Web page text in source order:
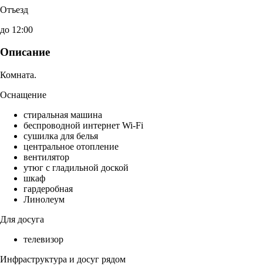
Отъезд
до 12:00
Описание
Комната.
Оснащение
стиральная машина
беспроводной интернет Wi-Fi
сушилка для белья
центральное отопление
вентилятор
утюг с гладильной доской
шкаф
гардеробная
Линолеум
Для досуга
телевизор
Инфраструктура и досуг рядом